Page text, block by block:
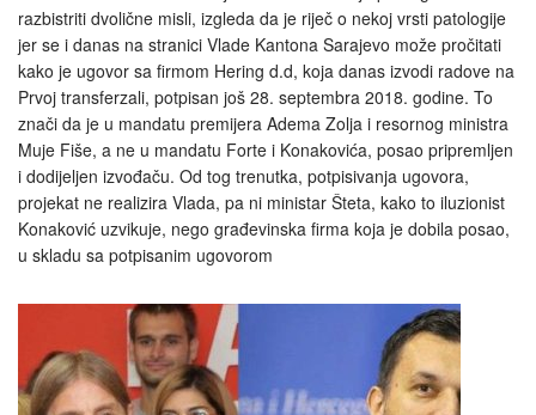
razbistriti dvolične misli, izgleda da je riječ o nekoj vrsti patologije
jer se i danas na stranici Vlade Kantona Sarajevo može pročitati
kako je ugovor sa firmom Hering d.d, koja danas izvodi radove na
Prvoj transferzali, potpisan još 28. septembra 2018. godine. To
znači da je u mandatu premijera Adema Zolja i resornog ministra
Muje Fiše, a ne u mandatu Forte i Konakovića, posao pripremljen
i dodijeljen izvođaču. Od tog trenutka, potpisivanja ugovora,
projekat ne realizira Vlada, pa ni ministar Šteta, kako to iluzionist
Konaković uzvikuje, nego građevinska firma koja je dobila posao,
u skladu sa potpisanim ugovorom